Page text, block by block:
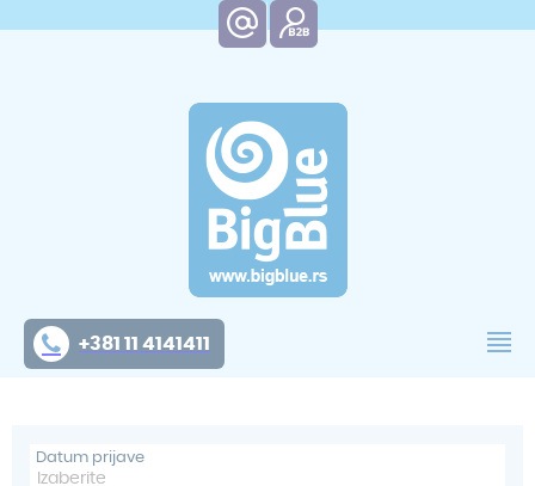
+381 11 4141411
Datum prijave